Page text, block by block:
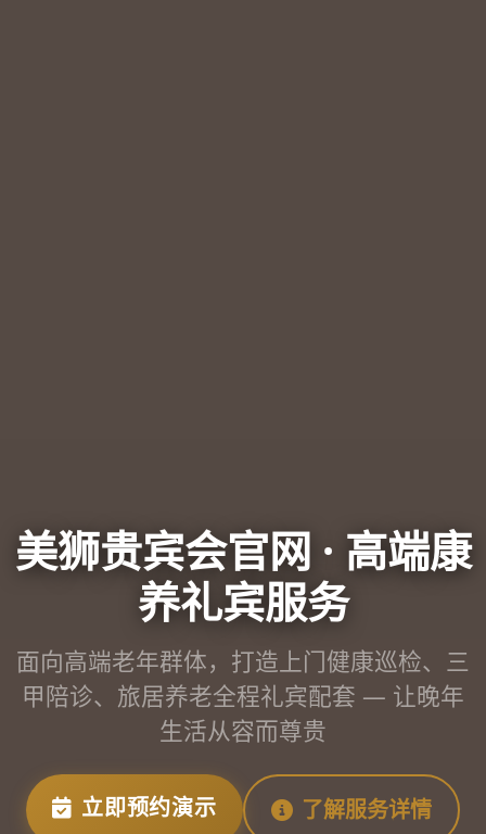
美狮贵宾会官网 · 高端康
养礼宾服务
面向高端老年群体，打造上门健康巡检、三
甲陪诊、旅居养老全程礼宾配套 — 让晚年
生活从容而尊贵
立即预约演示 了解服务详情